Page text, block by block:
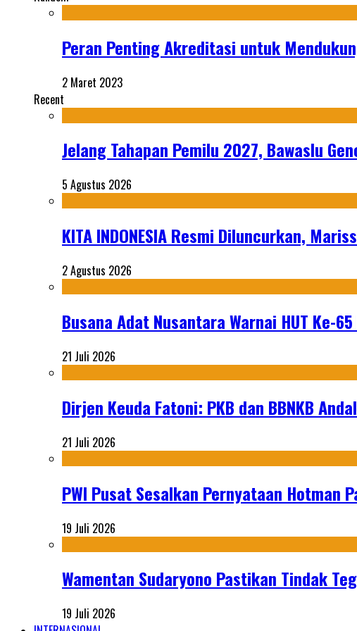
Peran Penting Akreditasi untuk
2 Maret 2023
Recent
Jelang Tahapan Pemilu 2027, Bawaslu
5 Agustus 2026
KITA INDONESIA Resmi Diluncurkan,
2 Agustus 2026
Busana Adat Nusantara Warnai HUT Ke-
21 Juli 2026
Dirjen Keuda Fatoni: PKB dan BBNKB
21 Juli 2026
PWI Pusat Sesalkan Pernyataan Hotman
19 Juli 2026
Wamentan Sudaryono Pastikan Tindak
19 Juli 2026